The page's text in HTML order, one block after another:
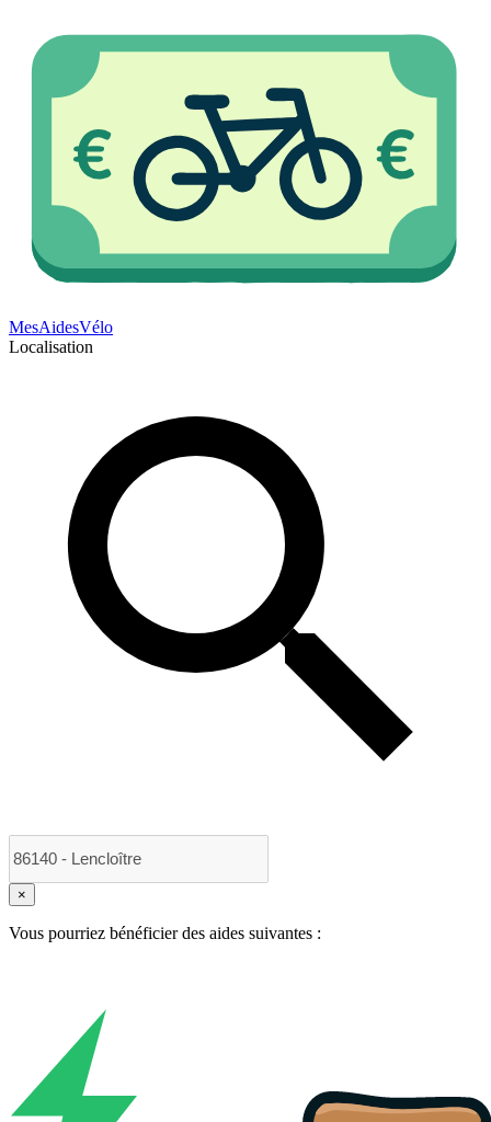
MesAidesVélo
Localisation
×
Vous pourriez bénéficier des aides suivantes :